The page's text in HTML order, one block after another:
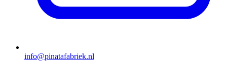
info@pinatafabriek.nl